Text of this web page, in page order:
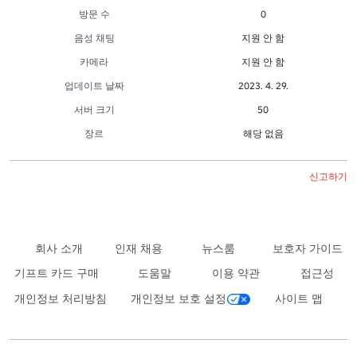
방문 수
0
음성 채팅
지원 안 함
카메라
지원 안 함
업데이트 날짜
2023. 4. 29.
서버 크기
50
장르
해당 없음
신고하기
회사 소개 인재 채용 뉴스룸
보호자 가이드
기프트 카드 구매
도움말 이용 약관
접근성
개인정보 처리방침
개인정보 보호 설정 사이트 맵